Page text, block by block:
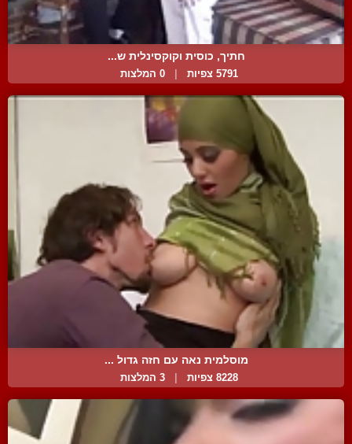
חתיך, כוסית וקוקסינלית ש...
5791 צפיות 0 המלצות
מוסלמית נאה עם חזה גדול ...
8228 צפיות | 3 המלצות